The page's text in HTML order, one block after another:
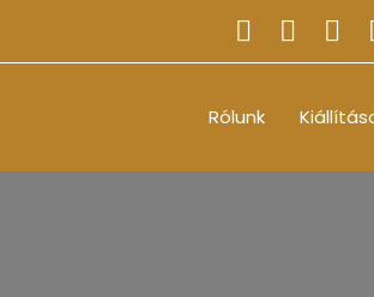
Rólunk